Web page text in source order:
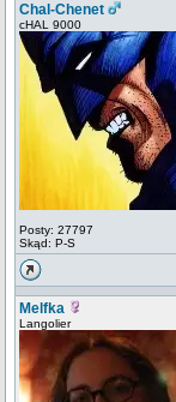
Chal-Chenet
cHAL 9000
Posty: 27797
Skąd: P-S
Melfka
Langolier